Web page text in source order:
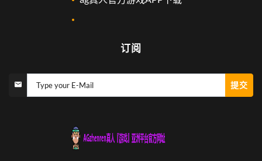
订阅
Type your E-Mail 提交